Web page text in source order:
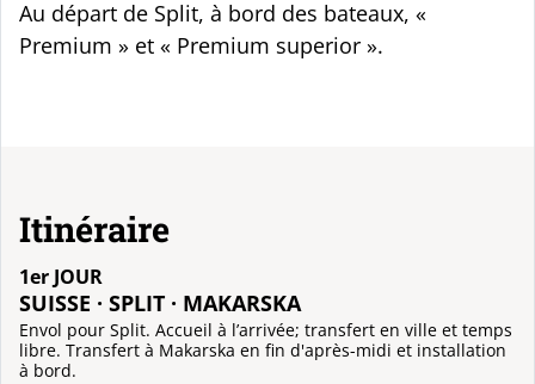
Au départ de Split, à bord des bateaux, «
Premium » et « Premium superior ».
Itinéraire
1er JOUR
SUISSE · SPLIT · MAKARSKA
Envol pour Split. Accueil à l’arrivée; transfert en ville et temps
libre. Transfert à Makarska en fin d'après-midi et installation
à bord.